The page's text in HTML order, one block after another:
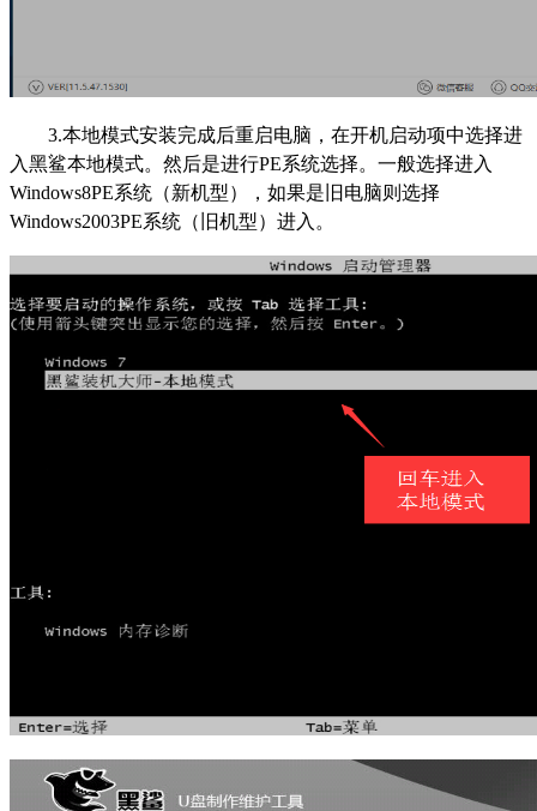
3.本地模式安装完成后重启电脑，在开机启动项中选择进
入黑鲨本地模式。然后是进行PE系统选择。一般选择进入
Windows8PE系统（新机型），如果是旧电脑则选择
Windows2003PE系统（旧机型）进入。